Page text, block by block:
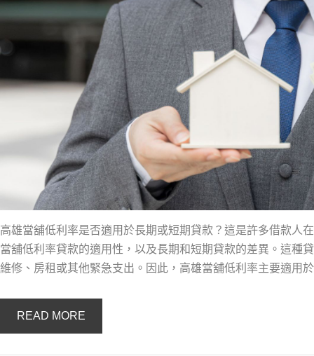
高雄當舖低利率是否適用於長期或短期貸款？這是許多借款人
當舖低利率貸款的適用性，以及長期和短期貸款的差異。這種
維修、房租或其他緊急支出。因此，高雄當舖低利率主要適用
READ MORE